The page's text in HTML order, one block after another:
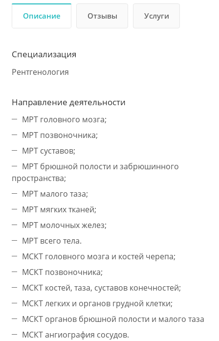
Описание Отзывы Услуги
Специализация
Рентгенология
Направление деятельности
МРТ головного мозга;
МРТ позвоночника;
МРТ суставов;
МРТ брюшной полости и забрюшинного
пространства;
МРТ малого таза;
МРТ мягких тканей;
МРТ молочных желез;
МРТ всего тела.
МСКТ головного мозга и костей черепа;
МСКТ позвоночника;
МСКТ костей, таза, суставов конечностей;
МСКТ легких и органов грудной клетки;
МСКТ органов брюшной полости и малого таза
МСКТ ангиография сосудов.